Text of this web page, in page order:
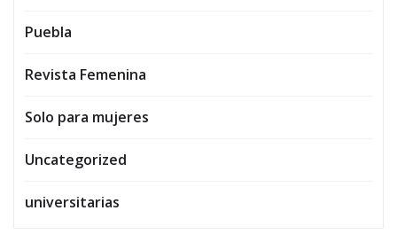
Puebla
Revista Femenina
Solo para mujeres
Uncategorized
universitarias